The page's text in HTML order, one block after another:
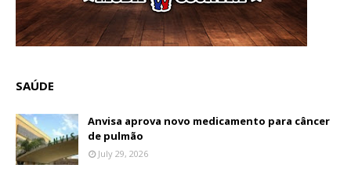
SAÚDE
Anvisa aprova novo medicamento para câncer
de pulmão
July 29, 2026